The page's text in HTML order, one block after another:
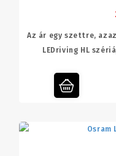
Az ár egy szettre,
LEDriving HL